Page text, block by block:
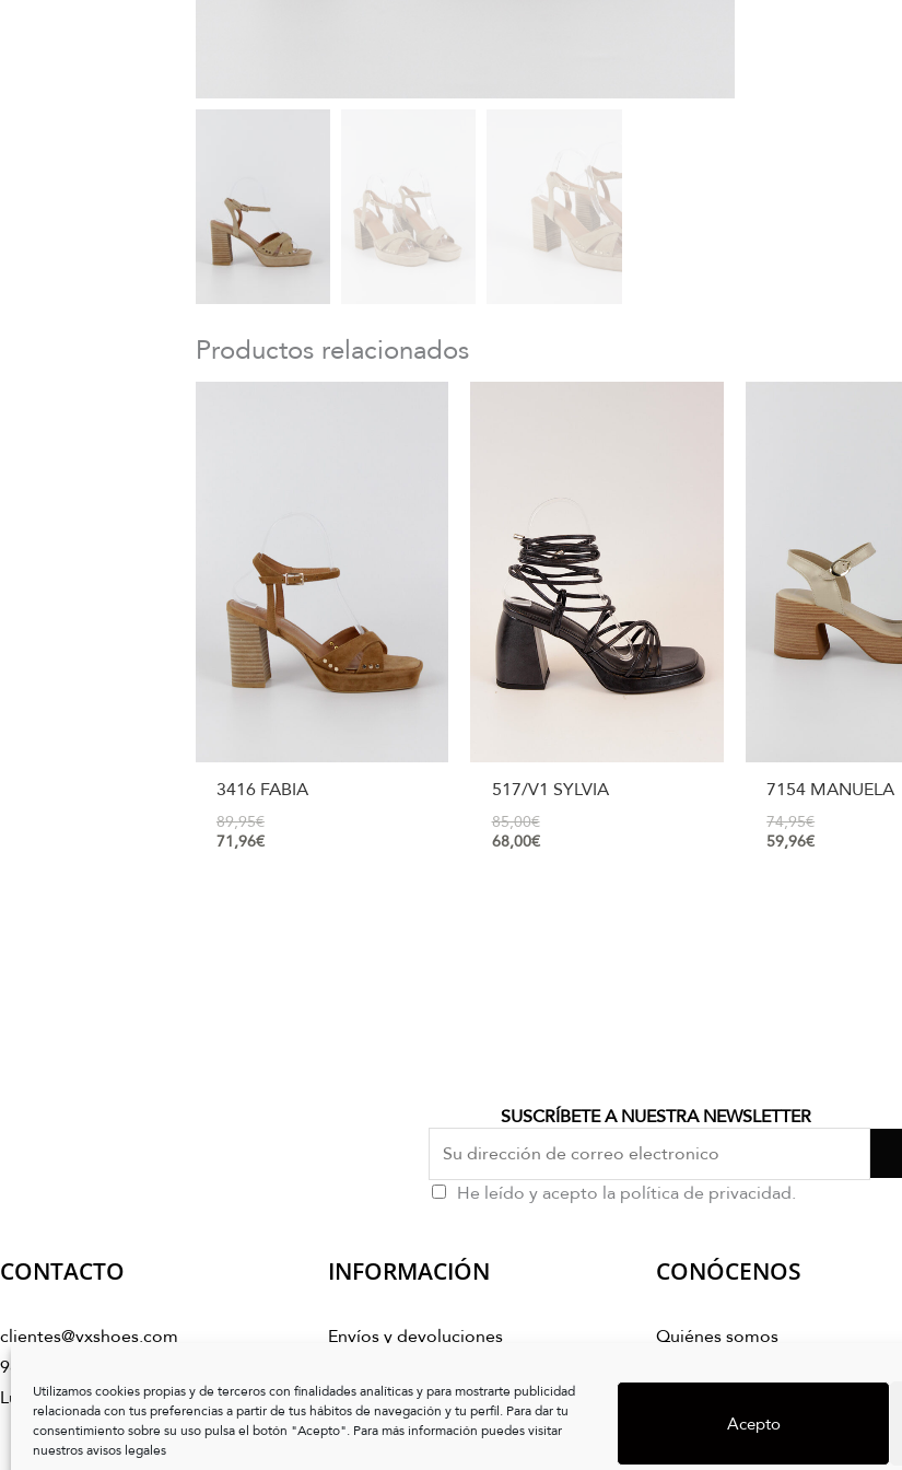
Utilizamos cookies propias y de terceros con finalidades analíticas y para mostrarte publicidad
relacionada con tus preferencias a partir de tus hábitos de navegación y tu perfil. Para dar tu
consentimiento sobre su uso pulsa el botón "Acepto". Para más información puedes visitar
nuestros avisos legales
Acepto
Productos relacionados
3416 FABIA
89,95€
71,96€
517/V1 SYLVIA
85,00€
68,00€
7154 MANUELA
74,95€
59,96€
SUSCRÍBETE A NUESTRA NEWSLETTER
He leído y acepto la política de privacidad.
CONTACTO
clientes@vxshoes.com
986 17 50 04
Lunes a Viernes de 10:00h a 14:00h
I
INFORMACIÓN
Envíos y devoluciones
Preguntas frecuentes
Cuidado del calzado
CONÓCENOS
Quiénes somos